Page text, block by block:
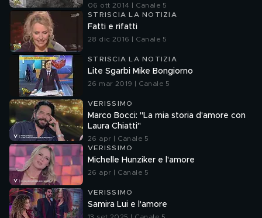
06 ott 2014 | Canale 5
STRISCIA LA NOTIZIA
Fatti e rifatti
28 dic 2016 | Canale 5
STRISCIA LA NOTIZIA
Lite Sgarbi Mike Bongiorno
26 mar 2019 | Canale 5
VERISSIMO
Marco Bocci: "La mia storia d'amore con
Laura Chiatti"
26 apr | Canale 5
VERISSIMO
Michelle Hunziker e l'amore
26 apr | Canale 5
VERISSIMO
Samira Lui e l'amore